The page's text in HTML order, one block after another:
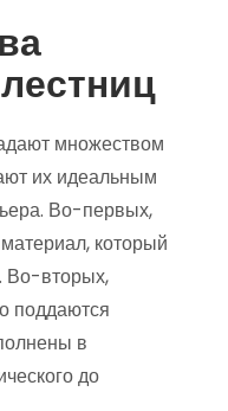
множеством
их идеальным
Во-первых,
который
Во-вторых,
поддаются
в
до